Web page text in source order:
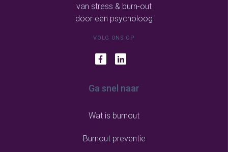
van stress & burn-out
door een psycholoog
VOLG ONS OP
Ga snel naar
Wat is burnout
Burnout preventie